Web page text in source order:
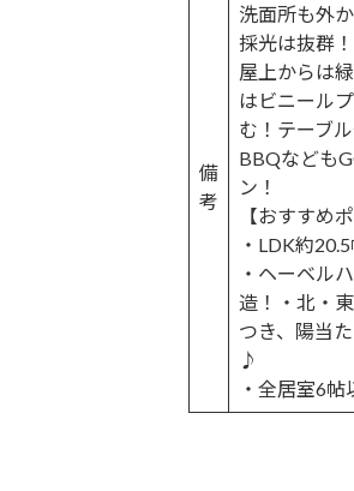
備
考
洗面所も外
採光は抜群
屋上からは
はビニール
む！テーブ
BBQなども
ン！
【おすすめ
・LDK約20.5
・ヘーベル
造！・北・
つき、陽当
♪
・全居室6帖